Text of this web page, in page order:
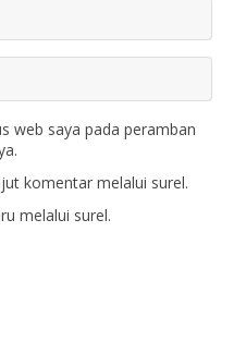
web saya pada peramban
komentar melalui surel.
melalui surel.